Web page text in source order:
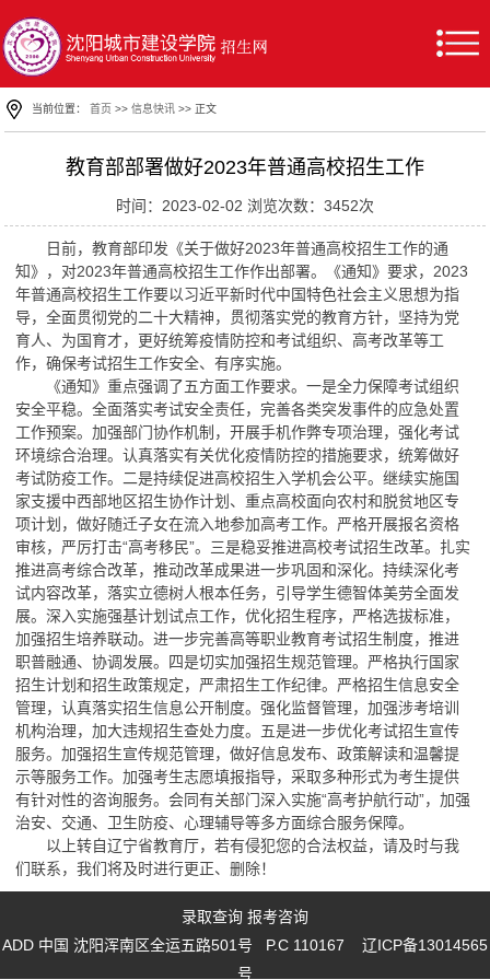
当前位置：首页 >>信息快讯 >> 正文
教育部部署做好2023年普通高校招生工作
时间：2023-02-02 浏览次数： 3452次
日前，教育部印发《关于做好2023年普通高校招生工作的通
知》，对2023年普通高校招生工作作出部署。《通知》要求，2023
年普通高校招生工作要以习近平新时代中国特色社会主义思想为指
导，全面贯彻党的二十大精神，贯彻落实党的教育方针，坚持为党
育人、为国育才，更好统筹疫情防控和考试组织、高考改革等工
作，确保考试招生工作安全、有序实施。
《通知》重点强调了五方面工作要求。一是全力保障考试组织
安全平稳。全面落实考试安全责任，完善各类突发事件的应急处置
工作预案。加强部门协作机制，开展手机作弊专项治理，强化考试
环境综合治理。认真落实有关优化疫情防控的措施要求，统筹做好
考试防疫工作。二是持续促进高校招生入学机会公平。继续实施国
家支援中西部地区招生协作计划、重点高校面向农村和脱贫地区专
项计划，做好随迁子女在流入地参加高考工作。严格开展报名资格
审核，严厉打击“高考移民”。三是稳妥推进高校考试招生改革。扎实
推进高考综合改革，推动改革成果进一步巩固和深化。持续深化考
试内容改革，落实立德树人根本任务，引导学生德智体美劳全面发
展。深入实施强基计划试点工作，优化招生程序，严格选拔标准，
加强招生培养联动。进一步完善高等职业教育考试招生制度，推进
职普融通、协调发展。四是切实加强招生规范管理。严格执行国家
招生计划和招生政策规定，严肃招生工作纪律。严格招生信息安全
管理，认真落实招生信息公开制度。强化监督管理，加强涉考培训
机构治理，加大违规招生查处力度。五是进一步优化考试招生宣传
服务。加强招生宣传规范管理，做好信息发布、政策解读和温馨提
示等服务工作。加强考生志愿填报指导，采取多种形式为考生提供
有针对性的咨询服务。会同有关部门深入实施“高考护航行动”，加强
治安、交通、卫生防疫、心理辅导等多方面综合服务保障。
以上转自辽宁省教育厅，若有侵犯您的合法权益，请及时与我
们联系，我们将及时进行更正、删除！
录取查询 报考咨询
ADD 中国 沈阳浑南区全运五路501号 P.C 110167 辽ICP备13014565
号